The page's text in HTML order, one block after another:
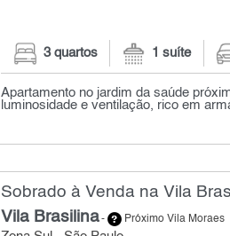
3 quartos 1 suíte
Apartamento no jardim da saúde
luminosidade e ventilação, rico em
Sobrado à Venda na Vila
Vila Brasilina- Próximo Vila Moraes